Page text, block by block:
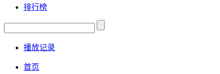
排行榜
播放记录
首页